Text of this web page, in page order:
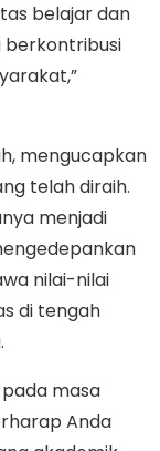
belajar dan
berkontribusi
mengucapkan
telah diraih.
menjadi
nilai-nilai
di tengah
masa
Anda